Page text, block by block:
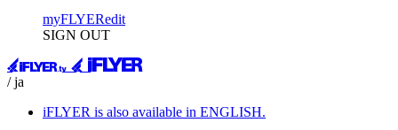
myFLYERedit
SIGN OUT
/ ja
iFLYER is also available in ENGLISH.